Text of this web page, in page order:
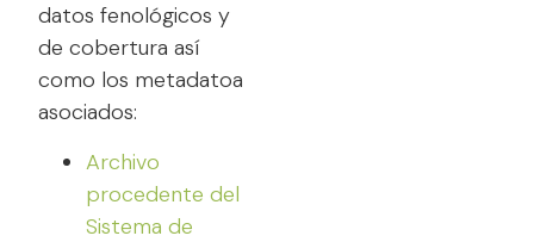
datos fenológicos y
de cobertura así
como los metadatoa
asociados:
Archivo
procedente del
Sistema de